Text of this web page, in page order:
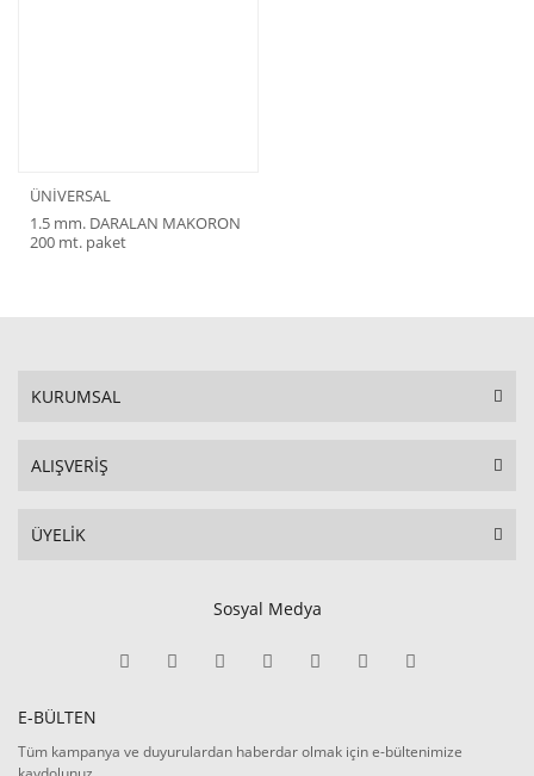
ÜNİVERSAL
1.5 mm. DARALAN MAKORON
200 mt. paket
KURUMSAL
ALIŞVERİŞ
ÜYELİK
Sosyal Medya
E-BÜLTEN
Tüm kampanya ve duyurulardan haberdar olmak için e-bültenimize